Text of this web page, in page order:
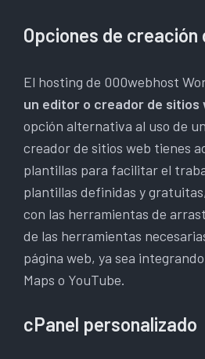
Opciones de creación
El hosting de 000webhost
un editor o creador de sitios
opción alternativa al uso de
creador de sitios web tienes
plantillas para facilitar el
plantillas definidas y
con las herramientas de
de las herramientas
página web, ya sea
Maps o YouTube.
cPanel personalizado